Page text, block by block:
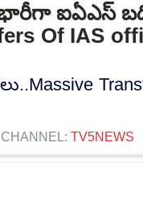
ఐఏఎస్
Of IAS
CHANNEL: TV5NEWS